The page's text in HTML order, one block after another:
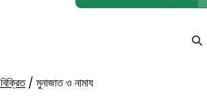
/ মুনাজাত ও নামায